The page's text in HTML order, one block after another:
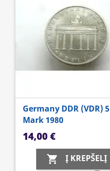
Germany DDR (VDR) 5
Mark 1980
Kaina
14,00 €
 Į KREPŠELĮ